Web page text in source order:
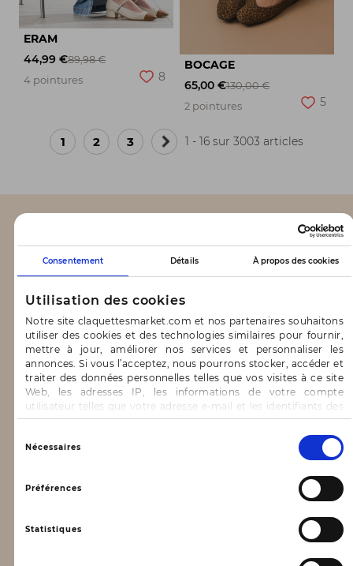
Consentement Détails À propos des cookies
Utilisation des cookies
Notre site claquettesmarket.com et nos partenaires souhaitons
utiliser des cookies et des technologies similaires pour fournir,
mettre à jour, améliorer nos services et personnaliser les
annonces. Si vous l’acceptez, nous pourrons stocker, accéder et
traiter des données personnelles telles que vos visites à ce site
Web, les adresses IP, les informations de votre compte
utilisateur telles que votre adresse e-mail et les identifiants des
cookies.
Vous avez le choix d’« Accepter » pour consentir à ces
utilisations, de « Refuser » pour vous y opposer ou
de sélectionner vos préférences concernant chaque catégorie
de cookie en cliquant sur « Valider la sélection » pour valider vos
options. Vous pouvez à tout moment modifier vos préférences
Nécessaires
Préférences
Statistiques
ERAM
44,99 €89,98 €
4 pointures
8
BOCAGE
65,00 €130,00 €
2 pointures
5
1 2 3
Page
1 - 16 sur 3003 articles
CLAQUETTES MARKET
Blog
CONTACT & AIDE
FAQ
Nous contacter
INFORMATIONS
Mentions légales
Données personnelles, vie privée